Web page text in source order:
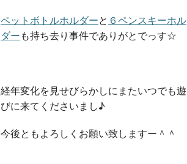
ペットボトルホルダーと ６ペンスキーホル
ダーも持ち去り事件でありがとでっす☆
経年変化を見せびらかしにまたいつでも遊
びに来てくださいまし♪
今後ともよろしくお願い致しますー＾＾